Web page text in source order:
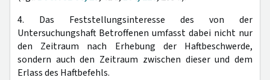
4. Das Feststellungsinteresse des von der
Untersuchungshaft Betroffenen umfasst dabei nicht nur
den Zeitraum nach Erhebung der Haftbeschwerde,
sondern auch den Zeitraum zwischen dieser und dem
Erlass des Haftbefehls.